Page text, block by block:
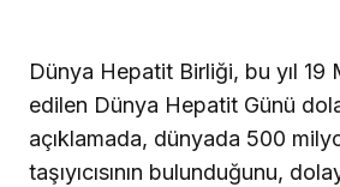
Dünya Hepatit Birliği, bu yıl 19
edilen Dünya Hepatit Günü
açıklamada, dünyada 500
taşıyıcısının bulunduğunu,